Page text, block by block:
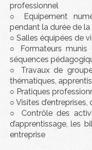
professionnel
○ Equipement
pendant la durée de
○ Salles équipées de
○ Formateurs munis
séquences
○ Travaux de
thématiques,
○ Pratiques
○ Visites
○ Contrôle des
d’apprentissage, les
entreprise